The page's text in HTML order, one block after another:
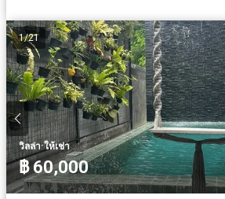
1/21
วิลล่า·ให้เช่า
฿ 60,000